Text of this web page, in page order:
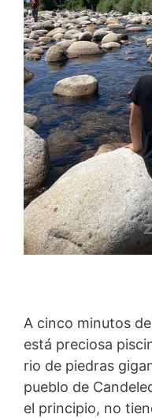
A cinco minutos
está preciosa
rio de piedras
pueblo de
el principio, no